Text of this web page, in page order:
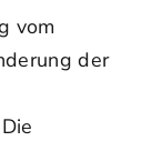
vom
der